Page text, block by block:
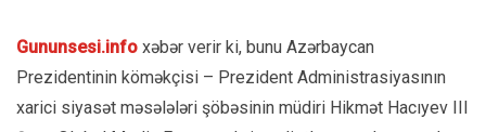
Gununsesi.info xəbər verir ki, bunu Azərbaycan
Prezidentinin köməkçisi – Prezident Administrasiyasının
xarici siyasət məsələləri şöbəsinin müdiri Hikmət Hacıyev III